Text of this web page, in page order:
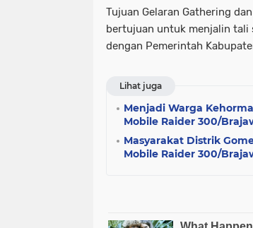
Tujuan Gelaran Gathering
bertujuan untuk menjalin tali
dengan Pemerintah
Lihat juga
Menjadi Warga
Mobile Raider 300/
Masyarakat Distrik
Mobile Raider 300/